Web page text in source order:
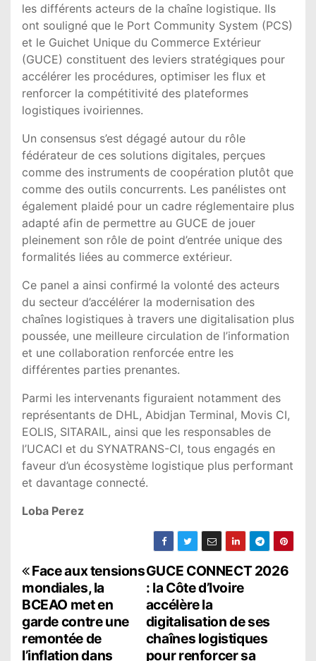
les différents acteurs de la chaîne logistique. Ils
ont souligné que le Port Community System (PCS)
et le Guichet Unique du Commerce Extérieur
(GUCE) constituent des leviers stratégiques pour
accélérer les procédures, optimiser les flux et
renforcer la compétitivité des plateformes
logistiques ivoiriennes.
Un consensus s’est dégagé autour du rôle
fédérateur de ces solutions digitales, perçues
comme des instruments de coopération plutôt que
comme des outils concurrents. Les panélistes ont
également plaidé pour un cadre réglementaire plus
adapté afin de permettre au GUCE de jouer
pleinement son rôle de point d’entrée unique des
formalités liées au commerce extérieur.
Ce panel a ainsi confirmé la volonté des acteurs
du secteur d’accélérer la modernisation des
chaînes logistiques à travers une digitalisation plus
poussée, une meilleure circulation de l’information
et une collaboration renforcée entre les
différentes parties prenantes.
Parmi les intervenants figuraient notamment des
représentants de DHL, Abidjan Terminal, Movis CI,
EOLIS, SITARAIL, ainsi que les responsables de
l’UCACI et du SYNATRANS-CI, tous engagés en
faveur d’un écosystème logistique plus performant
et davantage connecté.
Loba Perez
N
a
v
GUCE CONNECT 2026
: la Côte d’Ivoire
accélère la
digitalisation de ses
chaînes logistiques
pour renforcer sa
Face aux tensions
mondiales, la
BCEAO met en
garde contre une
remontée de
l’inflation dans